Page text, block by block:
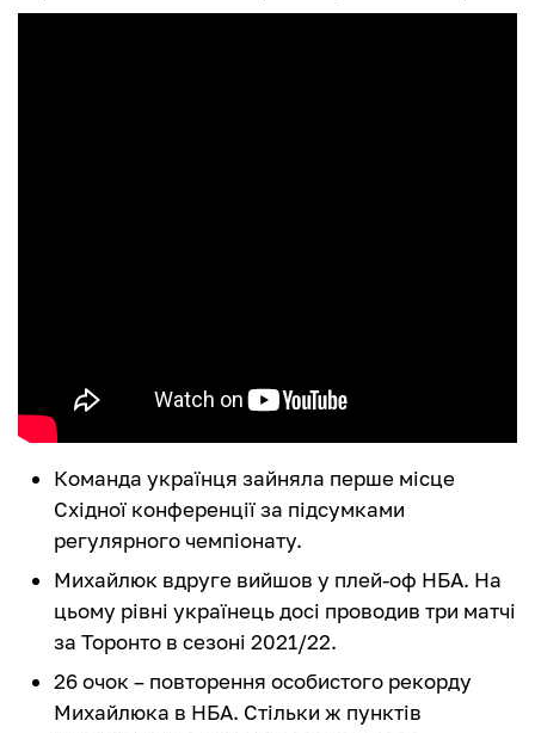
Команда українця зайняла перше місце
Східної конференції за підсумками
регулярного чемпіонату.
Михайлюк вдруге вийшов у плей-оф НБА. На
цьому рівні українець досі проводив три матчі
за Торонто в сезоні 2021/22.
26 очок – повторення особистого рекорду
Михайлюка в НБА. Стільки ж пунктів